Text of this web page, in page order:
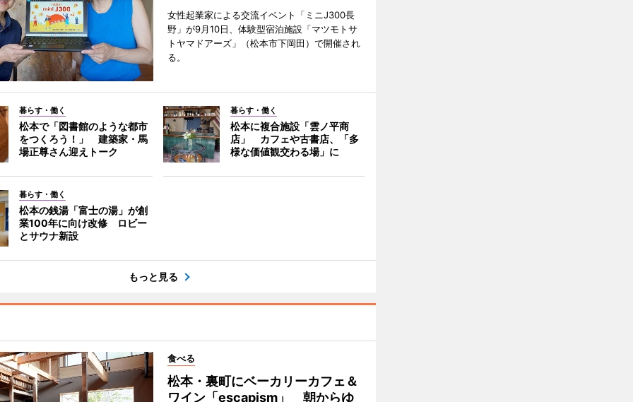
女性起業家による交流イベント「ミニJ300長
野」が9月10日、体験型宿泊施設「マツモトサ
トヤマドアーズ」（松本市下岡田）で開催され
る。
暮らす・働く
松本で「図書館のような都市
をつくろう！」 建築家・馬
場正尊さん迎えトーク
暮らす・働く
松本に複合施設「雲ノ平商
店」 カフェや古書店、「多
様な価値観交わる場」に
暮らす・働く
松本の銭湯「富士の湯」が創
業100年に向け改修 ロビー
とサウナ新設
もっと見る
食べる
松本・裏町にベーカリーカフェ＆
ワイン「escapism」 朝からゆ